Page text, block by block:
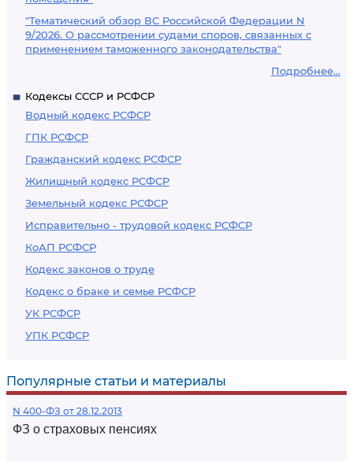
"Тематический обзор ВС Российской Федерации N
9/2026. О рассмотрении судами споров, связанных с
применением таможенного законодательства"
Подробнее...
Кодексы СССР и РСФСР
Водный кодекс РСФСР
ГПК РСФСР
Гражданский кодекс РСФСР
Жилищный кодекс РСФСР
Земельный кодекс РСФСР
Исправительно - трудовой кодекс РСФСР
КоАП РСФСР
Кодекс законов о труде
Кодекс о браке и семье РСФСР
УК РСФСР
УПК РСФСР
Популярные статьи и материалы
N 400-ФЗ от 28.12.2013
ФЗ о страховых пенсиях